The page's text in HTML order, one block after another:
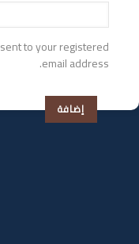
to your registered
email address.